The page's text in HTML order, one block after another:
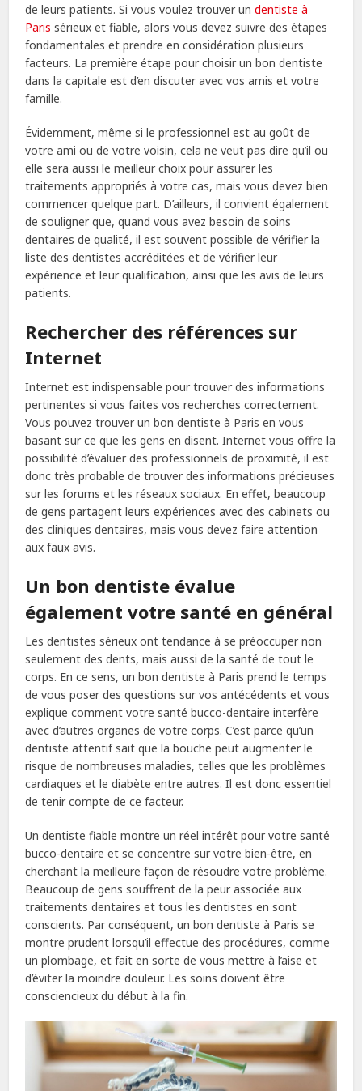
de leurs patients. Si vous voulez trouver undentiste à
Paris sérieux et fiable, alors vous devez suivre des étapes
fondamentales et prendre en considération plusieurs
facteurs. La première étape pour choisir un bon dentiste
dans la capitale est d’en discuter avec vos amis et votre
famille.
Évidemment, même si le professionnel est au goût de
votre ami ou de votre voisin, cela ne veut pas dire qu’il ou
elle sera aussi le meilleur choix pour assurer les
traitements appropriés à votre cas, mais vous devez bien
commencer quelque part. D’ailleurs, il convient également
de souligner que, quand vous avez besoin de soins
dentaires de qualité, il est souvent possible de vérifier la
liste des dentistes accréditées et de vérifier leur
expérience et leur qualification, ainsi que les avis de leurs
patients.
Rechercher des références sur
Internet
Internet est indispensable pour trouver des informations
pertinentes si vous faites vos recherches correctement.
Vous pouvez trouver un bon dentiste à Paris en vous
basant sur ce que les gens en disent. Internet vous offre la
possibilité d’évaluer des professionnels de proximité, il est
donc très probable de trouver des informations précieuses
sur les forums et les réseaux sociaux. En effet, beaucoup
de gens partagent leurs expériences avec des cabinets ou
des cliniques dentaires, mais vous devez faire attention
aux faux avis.
Un bon dentiste évalue
également votre santé en général
Les dentistes sérieux ont tendance à se préoccuper non
seulement des dents, mais aussi de la santé de tout le
corps. En ce sens, un bon dentiste à Paris prend le temps
de vous poser des questions sur vos antécédents et vous
explique comment votre santé bucco-dentaire interfère
avec d’autres organes de votre corps. C’est parce qu’un
dentiste attentif sait que la bouche peut augmenter le
risque de nombreuses maladies, telles que les problèmes
cardiaques et le diabète entre autres. Il est donc essentiel
de tenir compte de ce facteur.
Un dentiste fiable montre un réel intérêt pour votre santé
bucco-dentaire et se concentre sur votre bien-être, en
cherchant la meilleure façon de résoudre votre problème.
Beaucoup de gens souffrent de la peur associée aux
traitements dentaires et tous les dentistes en sont
conscients. Par conséquent, un bon dentiste à Paris se
montre prudent lorsqu’il effectue des procédures, comme
un plombage, et fait en sorte de vous mettre à l’aise et
d’éviter la moindre douleur. Les soins doivent être
consciencieux du début à la fin.